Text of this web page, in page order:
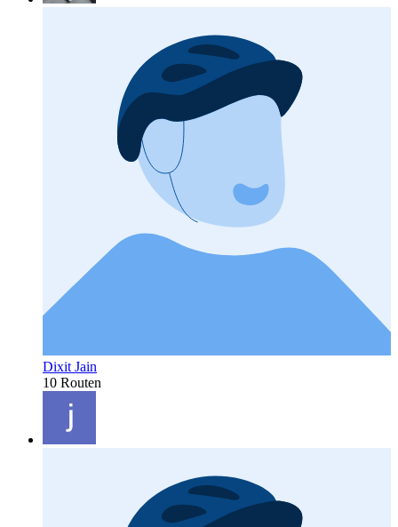
Dixit Jain
10 Routen